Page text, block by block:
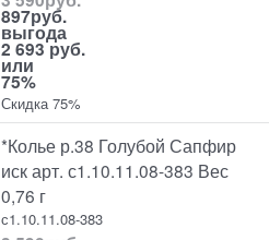
897руб.
выгода
2 693 руб.
или
75%
Скидка 75%
*Колье р.38 Голубой Сапфир
иск арт. с1.10.11.08-383 Вес
0,76 г
с1.10.11.08-383